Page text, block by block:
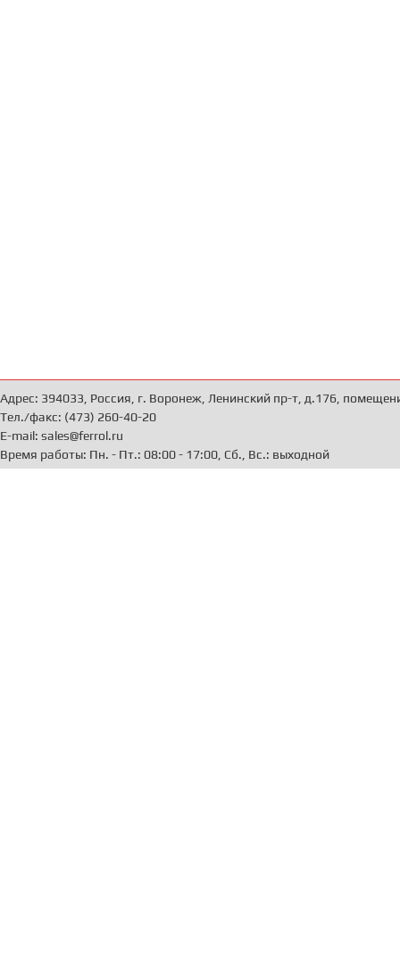
Адрес: 394033, Россия, г. Воронеж, Ленинский пр-т, д.176,
Тел./факс: (473) 260-40-20
E-mail: sales@ferrol.ru
Время работы: Пн. - Пт.: 08:00 - 17:00, Сб., Вс.: выходной